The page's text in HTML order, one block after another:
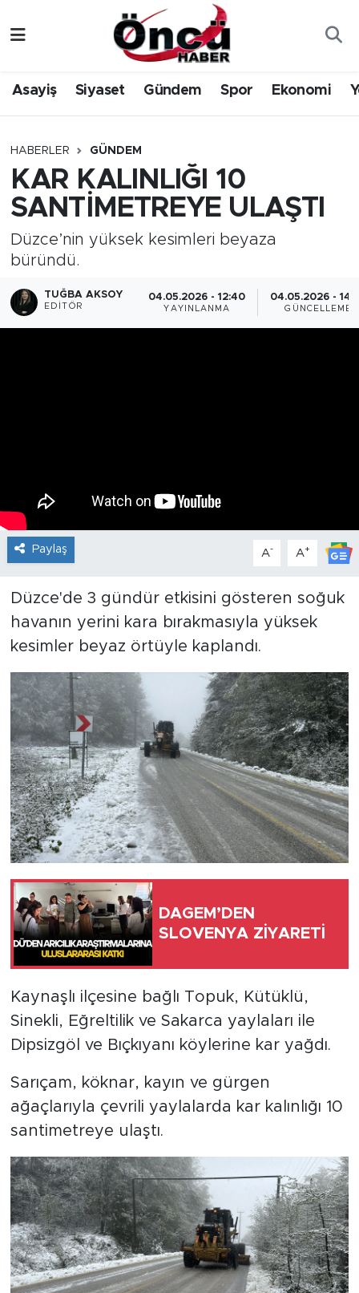
Asayiş Siyaset Gündem Spor Ekonomi
HABERLER GÜNDEM
KAR KALINLIĞI 10
SANTİMETREYE ULAŞTI
Düzce’nin yüksek kesimleri beyaza
büründü.
TUĞBA AKSOY
EDITÖR
04.05.2026 - 12:40
YAYINLANMA
04.05.2026 -
GÜNCELLEME
Paylaş A- A+
Düzce'de 3 gündür etkisini gösteren soğuk
havanın yerini kara bırakmasıyla yüksek
kesimler beyaz örtüyle kaplandı.
DAGEM’DEN
SLOVENYA ZİYARETİ
Kaynaşlı ilçesine bağlı Topuk, Kütüklü,
Sinekli, Eğreltilik ve Sakarca yaylaları ile
Dipsizgöl ve Bıçkıyanı köylerine kar yağdı.
Sarıçam, köknar, kayın ve gürgen
ağaçlarıyla çevrili yaylalarda kar kalınlığı 10
santimetreye ulaştı.
Gündem
Sağlık & Çevre
Spor
Yerel Haber
Öncü Radyo Dinle
Düzce Nöbetçi Eczaneler
Düzce Hava Durumu
Düzce Namaz Vakitleri
Düzce Trafik Yoğunluk Haritası
Tüm Manşetler
Son Dakika Haberleri